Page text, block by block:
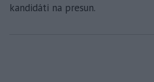
kandidáti na presun.